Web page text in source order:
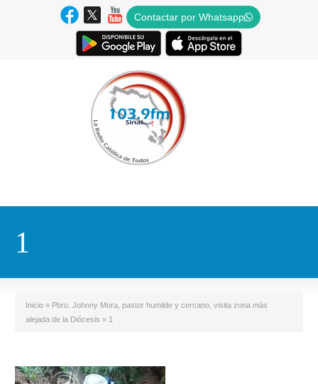
Contactar por Whatsapp
1
Inicio » Pbro. Johnny Mora, pastor humilde y cercano, visita zona más
alejada de la Diócesis » 1